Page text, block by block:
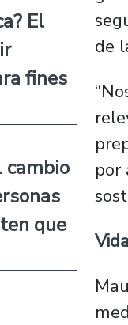
El
fines
cambio
que
de
por